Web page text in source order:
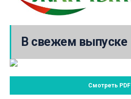
В свежем выпуске
Смотреть PDF